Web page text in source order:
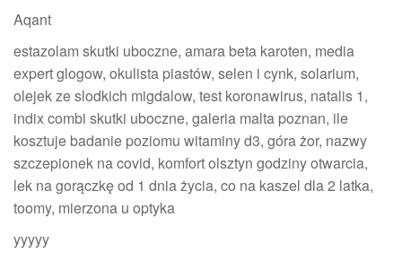
Aqant
estazolam skutki uboczne, amara beta karoten, media
expert glogow, okulista piastów, selen i cynk, solarium,
olejek ze slodkich migdalow, test koronawirus, natalis 1,
indix combi skutki uboczne, galeria malta poznan, ile
kosztuje badanie poziomu witaminy d3, góra żor, nazwy
szczepionek na covid, komfort olsztyn godziny otwarcia,
lek na gorączkę od 1 dnia życia, co na kaszel dla 2 latka,
toomy, mierzona u optyka
yyyyy